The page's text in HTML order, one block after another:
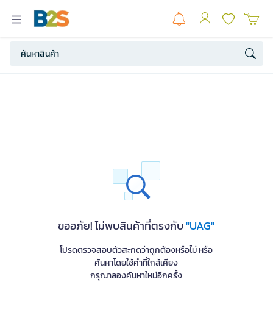
ขออภัย! ไม่พบสินค้าที่ตรงกับ"UAG"
โปรดตรวจสอบตัวสะกดว่าถูกต้องหรือไม่ หรือ
ค้นหาโดยใช้คำที่ใกล้เคียง
กรุณาลองค้นหาใหม่อีกครั้ง